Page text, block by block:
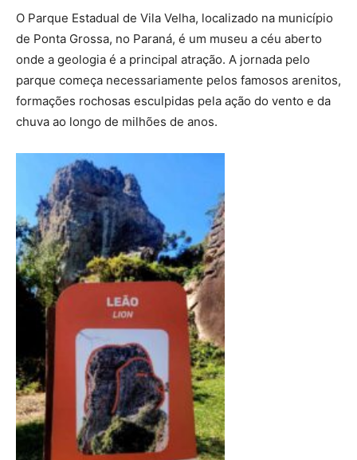
O Parque Estadual de Vila Velha, localizado na município
de Ponta Grossa, no Paraná, é um museu a céu aberto
onde a geologia é a principal atração. A jornada pelo
parque começa necessariamente pelos famosos arenitos,
formações rochosas esculpidas pela ação do vento e da
chuva ao longo de milhões de anos.